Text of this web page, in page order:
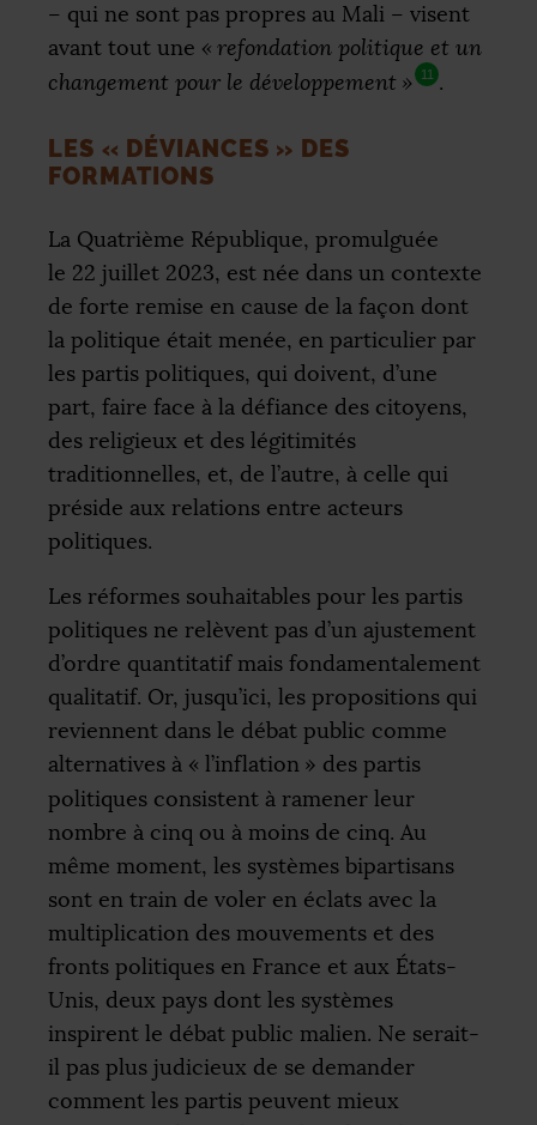
– qui ne sont pas propres au Mali – visent
avant tout une « refondation politique et un
changement pour le développement » 11 .
LES « DÉVIANCES » DES
FORMATIONS
La Quatrième République, promulguée
le 22 juillet 2023, est née dans un contexte
de forte remise en cause de la façon dont
la politique était menée, en particulier par
les partis politiques, qui doivent, d’une
part, faire face à la défiance des citoyens,
des religieux et des légitimités
traditionnelles, et, de l’autre, à celle qui
préside aux relations entre acteurs
politiques.
Les réformes souhaitables pour les partis
politiques ne relèvent pas d’un ajustement
d’ordre quantitatif mais fondamentalement
qualitatif. Or, jusqu’ici, les propositions qui
reviennent dans le débat public comme
alternatives à « l’inflation » des partis
politiques consistent à ramener leur
nombre à cinq ou à moins de cinq. Au
même moment, les systèmes bipartisans
sont en train de voler en éclats avec la
multiplication des mouvements et des
fronts politiques en France et aux États-
Unis, deux pays dont les systèmes
inspirent le débat public malien. Ne serait-
il pas plus judicieux de se demander
comment les partis peuvent mieux